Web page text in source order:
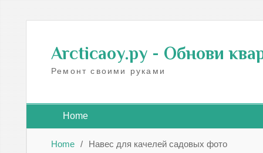
Skip
to
contentArcticaoy.ру - Обнови
Ремонт своими руками
Home
Home Навес для качелей садовых фото